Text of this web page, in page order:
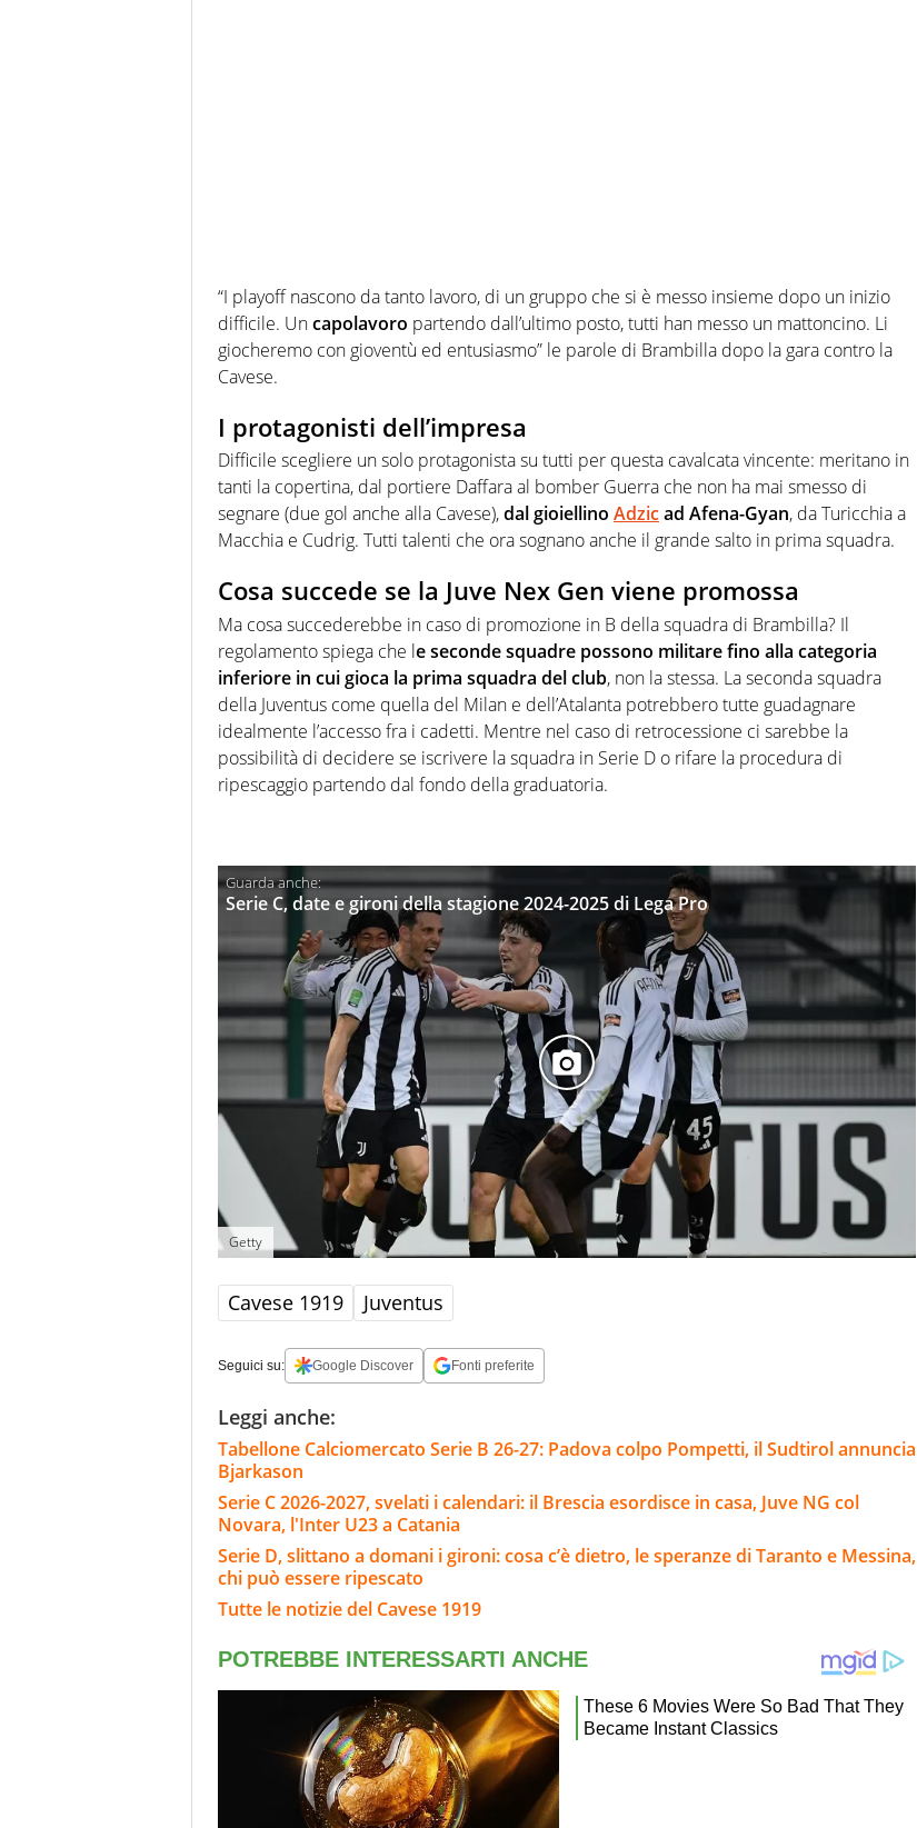
“I playoff nascono da tanto lavoro, di un gruppo che si è messo insieme dopo un inizio
difficile. Uncapolavoro partendo dall’ultimo posto, tutti han messo un mattoncino. Li
giocheremo con gioventù ed entusiasmo” le parole di Brambilla dopo la gara contro la
Cavese.
I protagonisti dell’impresa
Difficile scegliere un solo protagonista su tutti per questa cavalcata vincente: meritano in
tanti la copertina, dal portiere Daffara al bomber Guerra che non ha mai smesso di
segnare (due gol anche alla Cavese),dal gioiellino Adzicad Afena-Gyan, da Turicchia a
Macchia e Cudrig. Tutti talenti che ora sognano anche il grande salto in prima squadra.
Cosa succede se la Juve Nex Gen viene promossa
Ma cosa succederebbe in caso di promozione in B della squadra di Brambilla? Il
regolamento spiega che le seconde squadre possono militare fino alla categoria
inferiore in cui gioca la prima squadra del club, non la stessa. La seconda squadra
della Juventus come quella del Milan e dell’Atalanta potrebbero tutte guadagnare
idealmente l’accesso fra i cadetti. Mentre nel caso di retrocessione ci sarebbe la
possibilità di decidere se iscrivere la squadra in Serie D o rifare la procedura di
ripescaggio partendo dal fondo della graduatoria.
Serie C, date e gironi della stagione 2024-2025 di Lega Pro
Getty
Cavese 1919 Juventus
Seguici su: Google Discover Fonti preferite
Leggi anche:
Tabellone Calciomercato Serie B 26-27: Padova colpo Pompetti, il Sudtirol annuncia
Bjarkason
Serie C 2026-2027, svelati i calendari: il Brescia esordisce in casa, Juve NG col
Novara, l'Inter U23 a Catania
Serie D, slittano a domani i gironi: cosa c’è dietro, le speranze di Taranto e Messina,
chi può essere ripescato
Tutte le notizie del Cavese 1919